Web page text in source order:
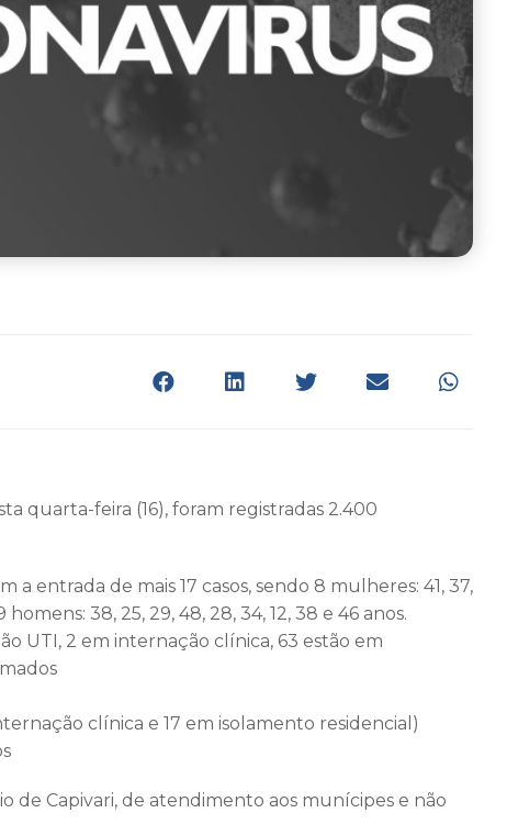
quarta-feira (16), foram registradas 2.400
a entrada de mais 17 casos, sendo 8 mulheres: 41, 37,
38, 25, 29, 48, 28, 34, 12, 38 e 46 anos.
UTI, 2 em internação clínica, 63 estão em
clínica e 17 em isolamento residencial)
de Capivari, de atendimento aos munícipes e não